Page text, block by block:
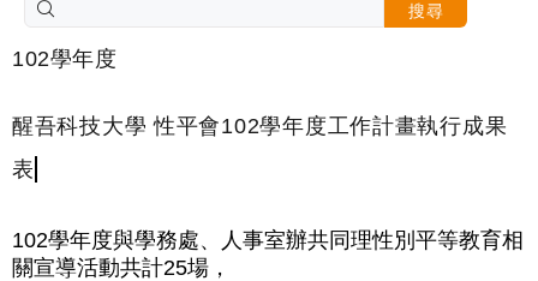
搜尋
102學年度
醒吾科技大學 性平會102學年度工作計畫執行成果
表
102學年度與學務處、人事室辦共同理性別平等教育相
關宣導活動共計25場，